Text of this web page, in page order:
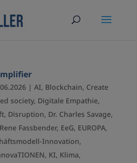
| AI, Blockchain, Create
society, Digitale Empathie,
, Disruption, Dr. Charles Savage,
Fassbender, EeG, EUROPA,
Innovation,
, KI, Klima,